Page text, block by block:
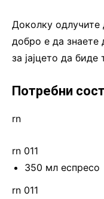
Доколку одлучите
добро е да знаете
за јајцето да
Потребни
rn
rn 011
350 мл еспресо
rn 011